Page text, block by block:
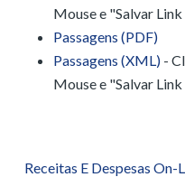
Mouse e "Salvar
Passagens (PDF)
Passagens (XML) -
Mouse e "Salvar
Receitas E Despesas On-